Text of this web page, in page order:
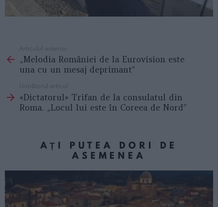
more
Articolul anterior
„Melodia României de la Eurovision este
una cu un mesaj deprimant”
Următorul articol
«Dictatorul» Trifan de la consulatul din
Roma. „Locul lui este în Coreea de Nord”
AȚI PUTEA DORI DE
ASEMENEA